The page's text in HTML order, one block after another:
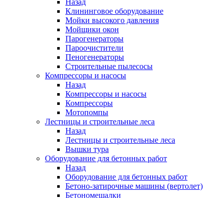
Назад
Клининговое оборудование
Мойки высокого давления
Мойщики окон
Парогенераторы
Пароочистители
Пеногенераторы
Строительные пылесосы
Компрессоры и насосы
Назад
Компрессоры и насосы
Компрессоры
Мотопомпы
Лестницы и строительные леса
Назад
Лестницы и строительные леса
Вышки тура
Оборудование для бетонных работ
Назад
Оборудование для бетонных работ
Бетоно-затирочные машины (вертолет)
Бетономешалки